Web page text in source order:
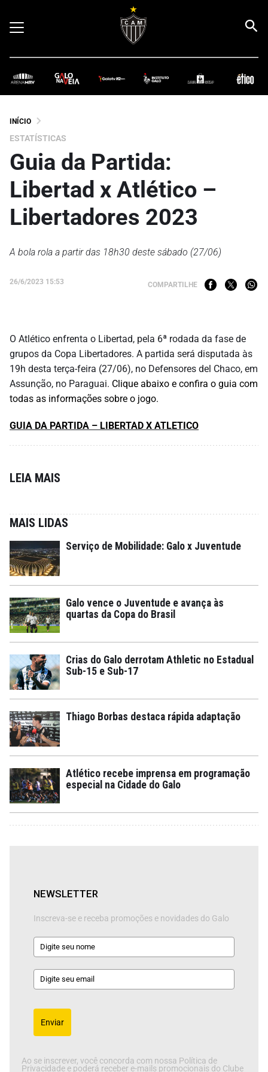
INÍCIO
ESTATÍSTICAS
Guia da Partida:
Libertad x Atlético –
Libertadores 2023
A bola rola a partir das 18h30 deste sábado (27/06)
26/6/2023 15:53 COMPARTILHE
O Atlético enfrenta o Libertad, pela 6ª rodada da fase de
grupos da Copa Libertadores. A partida será disputada às
19h desta terça-feira (27/06), no Defensores del Chaco, em
Assunção, no Paraguai. Clique abaixo e confira o guia com
todas as informações sobre o jogo.
GUIA DA PARTIDA – LIBERTAD X ATLETICO
LEIA MAIS
MAIS LIDAS
Serviço de Mobilidade: Galo x Juventude
Galo vence o Juventude e avança às
quartas da Copa do Brasil
Crias do Galo derrotam Athletic no Estadual
Sub-15 e Sub-17
Thiago Borbas destaca rápida adaptação
Atlético recebe imprensa em programação
especial na Cidade do Galo
NEWSLETTER
Inscreva-se e receba promoções e novidades do Galo
Enviar
Ao se inscrever, você concorda com nossa Política de
Privacidade e poderá receber e-mails promocionais do Clube